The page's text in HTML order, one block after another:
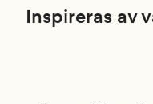
Inspireras av